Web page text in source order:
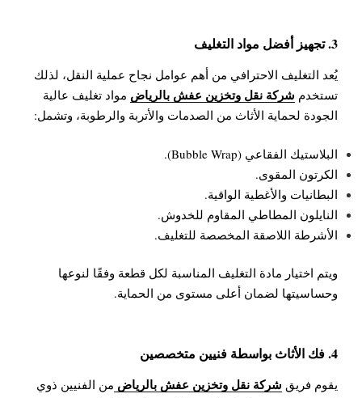
3. تجهيز أفضل مواد التغليف
يُعد التغليف الاحترافي من أهم عوامل نجاح عملية النقل، لذلك
تستخدم شركة نقل وتخزين عفش بالرياض مواد تغليف عالية
الجودة لحماية الأثاث من الصدمات والأتربة والرطوبة، وتشمل:
البلاستيك الفقاعي (Bubble Wrap).
الكرتون المقوى.
البطانيات والأغطية الواقية.
النايلون المطاطي المقاوم للخدوش.
الأشرطة اللاصقة المخصصة للتغليف.
ويتم اختيار مادة التغليف المناسبة لكل قطعة وفقًا لنوعها
وحساسيتها لضمان أعلى مستوى من الحماية.
4. فك الأثاث بواسطة فنيين متخصصين
يقوم فريق شركة نقل وتخزين عفش بالرياض من الفنيين ذوي